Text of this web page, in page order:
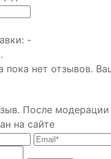
-
пока нет отзывов.
После
на сайте